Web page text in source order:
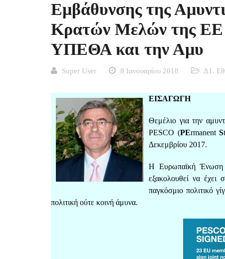
Εμβάθυνσης της
Κρατών Μελών της ΕΕ
ΥΠΕΘΑ και την Αμυ
Super User 8 Ιανουαρίου 2018 Δ1.
ΕΙΣΑΓΩΓΗ
Θεμέλιο για την
PESCO (PErmanentS
Δεκεμβρίου 2017.
Η Ευρωπαϊκή Ένωση
εξακολουθεί να έχει
παγκόσμιο πολιτικό
πολιτική ούτε κοινή άμυνα.